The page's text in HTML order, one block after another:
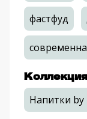
фастфуд
Коллекция
Напитки by